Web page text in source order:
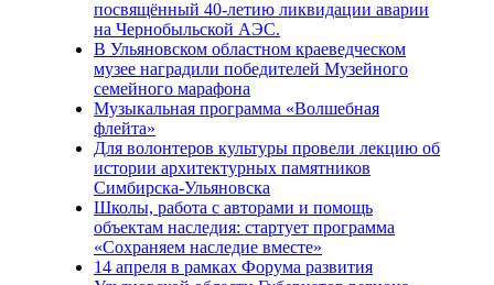
посвящённый 40-летию ликвидации аварии
на Чернобыльской АЭС.
В Ульяновском областном краеведческом
музее наградили победителей Музейного
семейного марафона
Музыкальная программа «Волшебная
флейта»
Для волонтеров культуры провели лекцию об
истории архитектурных памятников
Симбирска-Ульяновска
Школы, работа с авторами и помощь
объектам наследия: стартует программа
«Сохраняем наследие вместе»
14 апреля в рамках Форума развития